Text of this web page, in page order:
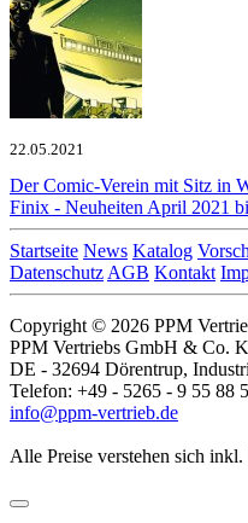
22.05.2021
Der Comic-Verein mit Sitz in
Finix - Neuheiten April 2021
Startseite News Katalog
Datenschutz AGB Kontakt
Copyright © 2026 PPM
PPM Vertriebs GmbH & Co.
DE - 32694 Dörentrup,
Telefon: +49 - 5265 - 9 55 88
info@ppm-vertrieb.de
Alle Preise verstehen sich